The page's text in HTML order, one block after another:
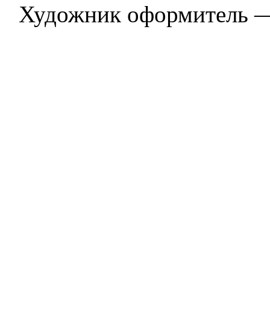
Художник оформитель